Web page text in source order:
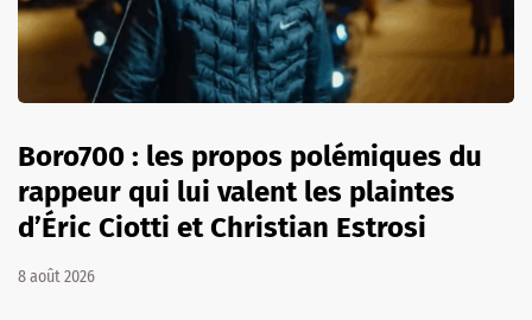
Boro700 : les propos polémiques du
rappeur qui lui valent les plaintes
d’Éric Ciotti et Christian Estrosi
8 août 2026